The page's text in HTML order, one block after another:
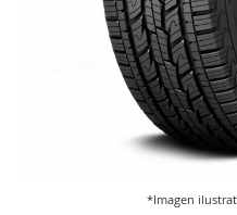
*Imagen